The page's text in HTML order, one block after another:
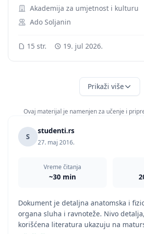
Akademija za umjetnost i kulturu
Ado Soljanin
15 str. 19. jul 2026.
Prikaži više
Ovaj materijal je namenjen za učenje i
S
studenti.rs
27. maj 2016.
Vreme čitanja
~30 min
Dokument je detaljna anatomska i
organa sluha i ravnoteže. Nivo
korišćena literatura ukazuju na